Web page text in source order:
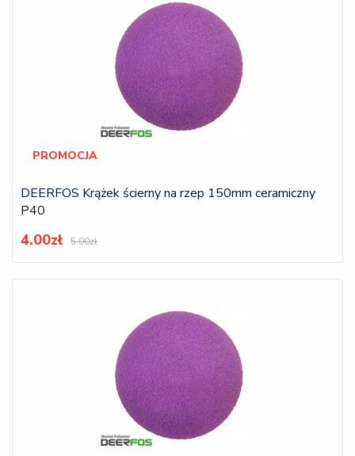
PROMOCJA
DEERFOS Krążek ścierny na rzep 150mm ceramiczny
P40
4.00zł 5.00zł